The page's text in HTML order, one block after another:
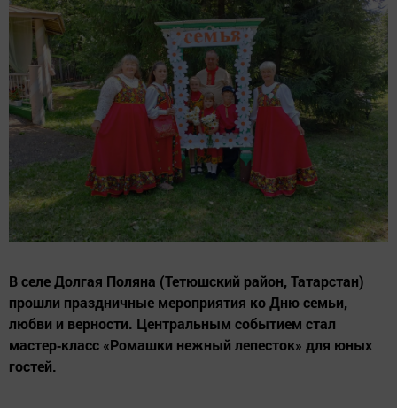
В селе Долгая Поляна (Тетюшский район, Татарстан)
прошли праздничные мероприятия ко Дню семьи,
любви и верности. Центральным событием стал
мастер‑класс «Ромашки нежный лепесток» для юных
гостей.